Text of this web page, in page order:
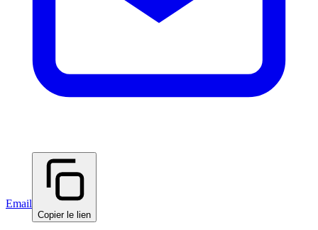
Email
Copier le lien